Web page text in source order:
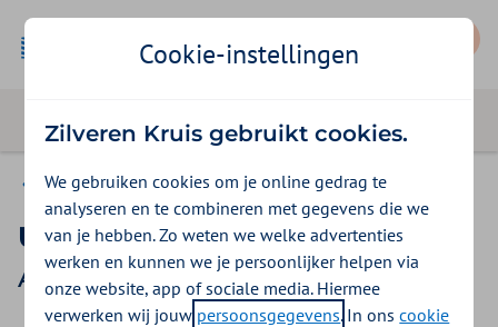
Aon Vitaal
Uitgestelde kraamzorg
Aon Vitaal vergoedingen 2026
Cookie-instellingen
Zilveren Kruis gebruikt cookies.
We gebruiken cookies om je online gedrag te
analyseren en te combineren met gegevens die we
van je hebben. Zo weten we welke advertenties
werken en kunnen we je persoonlijker helpen via
onze website, app of sociale media. Hiermee
verwerken wij jouw persoonsgegevens. In onscookie